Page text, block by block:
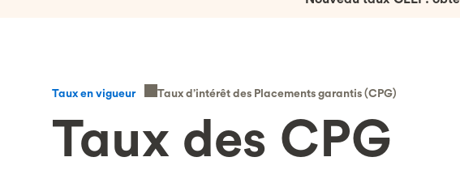
Taux en vigueur Taux d’intérêt des Placements garantis (CPG)
Taux des CPG